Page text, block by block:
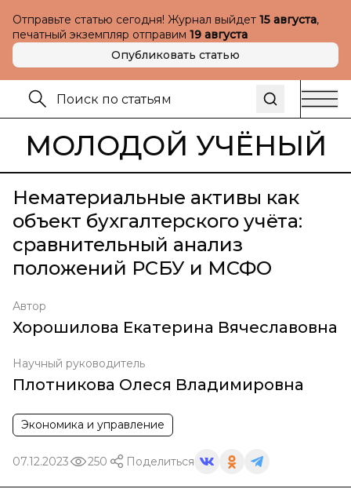
Отправьте статью сегодня! Журнал выйдет 15 августа,
печатный экземпляр отправим 19 августа
Опубликовать статью
МОЛОДОЙ УЧЁНЫЙ
Нематериальные активы как
объект бухгалтерского учёта:
сравнительный анализ
положений РСБУ и МСФО
Автор
Хорошилова Екатерина Вячеславовна
Научный руководитель
Плотникова Олеся Владимировна
Экономика и управление
07.12.2023 250 Поделиться